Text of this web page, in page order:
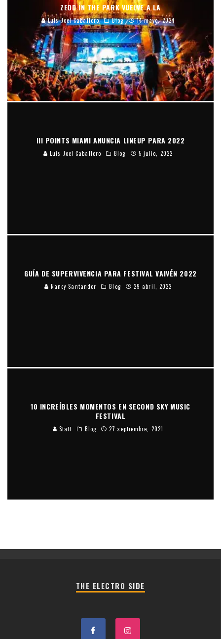
ZEDD IN THE PARK VUELVE A LA
Luis Joel Caballero Blog 14 mayo, 2024
III POINTS MIAMI ANUNCIA LINEUP PARA 2022
Luis Joel Caballero Blog 5 julio, 2022
GUÍA DE SUPERVIVENCIA PARA FESTIVAL VAIVÉN 2022
Nancy Santander Blog 29 abril, 2022
10 INCREÍBLES MOMENTOS EN SECOND SKY MUSIC
FESTIVAL
Staff Blog 27 septiembre, 2021
THE ELECTRO SIDE